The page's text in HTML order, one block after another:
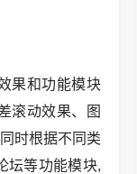
果和功能模块
滚动效果、图
时根据不同类
坛等功能模块,